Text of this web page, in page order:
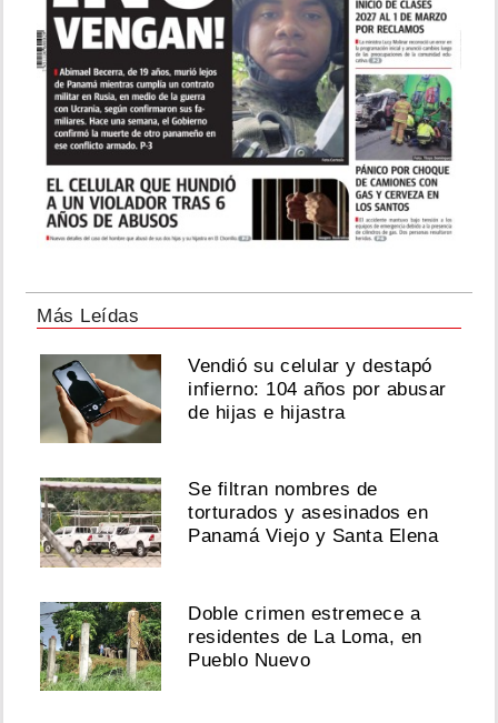
Más Leídas
Vendió su celular y destapó
infierno: 104 años por abusar
de hijas e hijastra
Se filtran nombres de
torturados y asesinados en
Panamá Viejo y Santa Elena
Doble crimen estremece a
residentes de La Loma, en
Pueblo Nuevo